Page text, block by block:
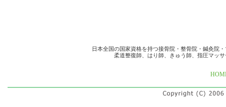
日本全国の国家資格を持つ接骨院・整骨院・鍼灸院
柔道整復師、はり師、きゅう師、指圧マッ